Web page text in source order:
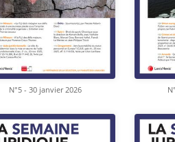
N°5 - 30 janvier 2026